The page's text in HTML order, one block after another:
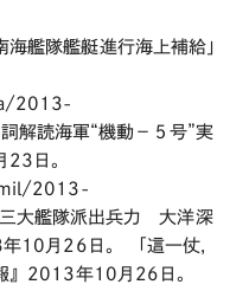
海艦隊艦艇進行海上補給」
2013-
読海軍“機動－５号”実
日。
2013-
艦隊派出兵力 大洋深
10月26日。 「這一仗，
』2013年10月26日。